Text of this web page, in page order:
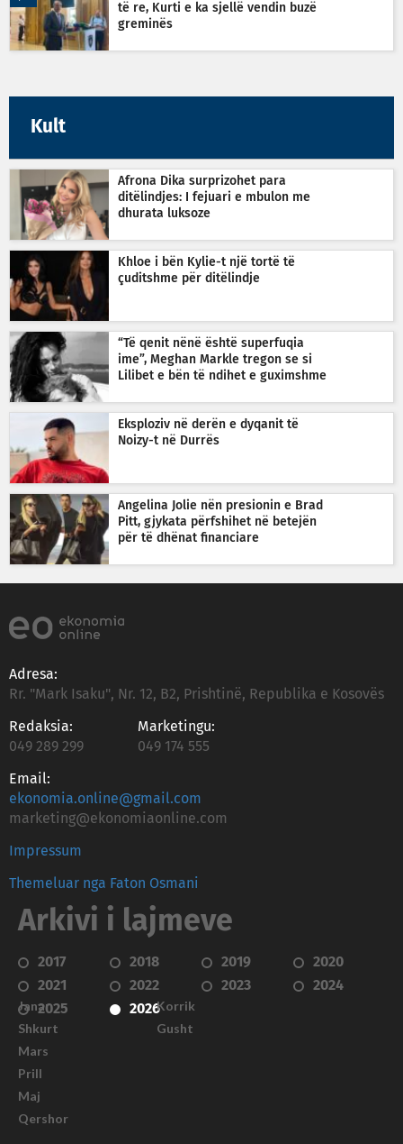
të re, Kurti e ka sjellë vendin buzë
greminës
Kult
Afrona Dika surprizohet para
ditëlindjes: I fejuari e mbulon me
dhurata luksoze
Khloe i bën Kylie-t një tortë të
çuditshme për ditëlindje
“Të qenit nënë është superfuqia
ime”, Meghan Markle tregon se si
Lilibet e bën të ndihet e guximshme
Eksploziv në derën e dyqanit të
Noizy-t në Durrës
Angelina Jolie nën presionin e Brad
Pitt, gjykata përfshihet në betejën
për të dhënat financiare
Adresa:
Rr. "Mark Isaku", Nr. 12, B2, Prishtinë, Republika e Kosovës
Redaksia:
049 289 299
Marketingu:
049 174 555
Email:
ekonomia.online@gmail.com
marketing@ekonomiaonline.com
Impressum
Themeluar nga Faton Osmani
Arkivi i lajmeve
2017 2018 2019
2020
2021
2022 2023
2024
2025
2026
Janar
Shkurt
Mars
Prill
Maj
Qershor
Korrik
Gusht